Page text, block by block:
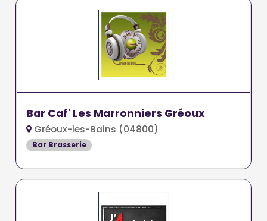
Bar Caf' Les Marronniers Gréoux
Gréoux-les-Bains (04800)
Bar Brasserie